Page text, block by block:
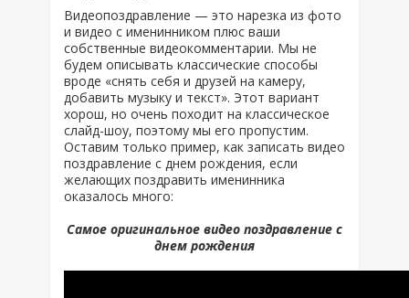
Видеопоздравление — это нарезка из фото
и видео с именинником плюс ваши
собственные видеокомментарии. Мы не
будем описывать классические способы
вроде «снять себя и друзей на камеру,
добавить музыку и текст». Этот вариант
хорош, но очень походит на классическое
слайд-шоу, поэтому мы его пропустим.
Оставим только пример, как записать видео
поздравление с днем рождения, если
желающих поздравить именинника
оказалось много:
Самое оригинальное видео поздравление с
днем рождения